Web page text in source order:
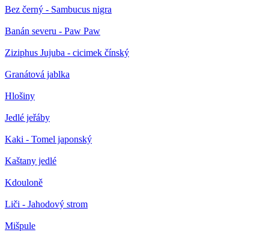
Bez černý - Sambucus nigra
Banán severu - Paw Paw
Ziziphus Jujuba - cicimek čínský
Granátová jablka
Hlošiny
Jedlé jeřáby
Kaki - Tomel japonský
Kaštany jedlé
Kdouloně
Liči - Jahodový strom
Mišpule